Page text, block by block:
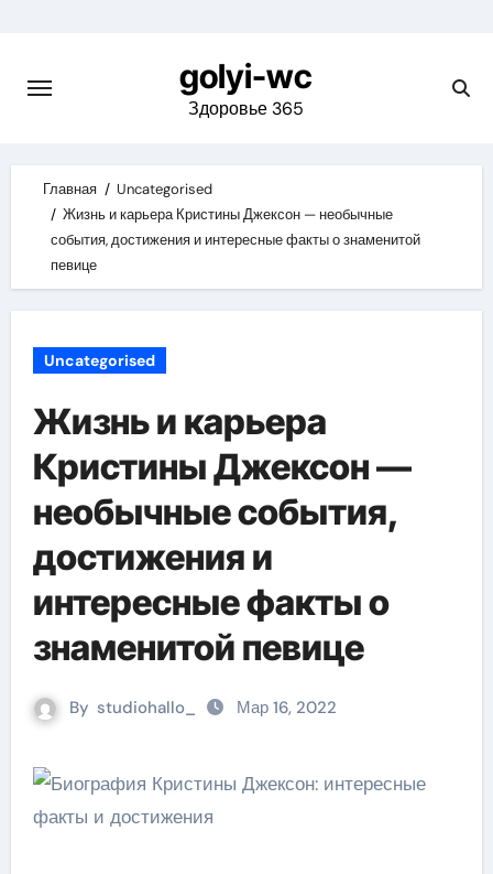
content
golyi-wc
Здоровье 365
Главная
Uncategorised
Жизнь и карьера Кристины Джексон — необычные
события, достижения и интересные факты о знаменитой
певице
Uncategorised
Жизнь и карьера
Кристины Джексон —
необычные события,
достижения и
интересные факты о
знаменитой певице
By studiohallo_ Мар 16, 2022